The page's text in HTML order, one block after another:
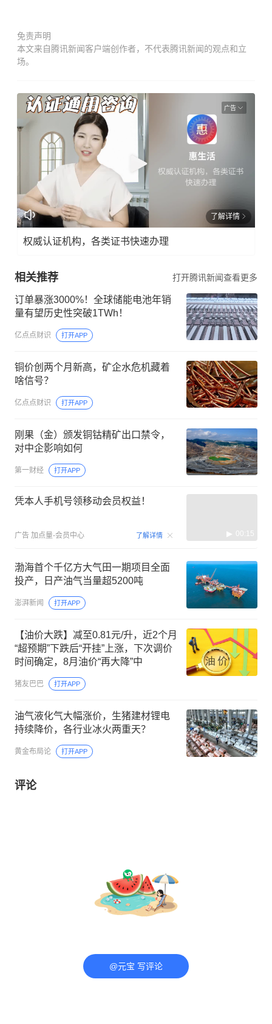
免责声明
本文来自腾讯新闻客户端创作者，不代表腾讯新闻的观点和立
场。
广告
了解详情
权威认证机构，各类证书快速办理
相关推荐 打开腾讯新闻查看更多
订单暴涨3000%！全球储能电池年销
量有望历史性突破1TWh！
亿点点财识 打开APP
铜价创两个月新高，矿企水危机藏着
啥信号？
亿点点财识 打开APP
刚果（金）颁发铜钴精矿出口禁令，
对中企影响如何
第一财经 打开APP
凭本人手机号领移动会员权益！
广告 加点量-会员中心 了解详情 00:15
渤海首个千亿方大气田一期项目全面
投产，日产油气当量超5200吨
澎湃新闻 打开APP
【油价大跌】减至0.81元/升，近2个月
“超预期”下跌后“开挂”上涨，下次调价
时间确定，8月油价“再大降”中
猪友巴巴 打开APP
油气液化气大幅涨价，生猪建材锂电
持续降价，各行业冰火两重天？
黄金布局论 打开APP
评论
@元宝 写评论